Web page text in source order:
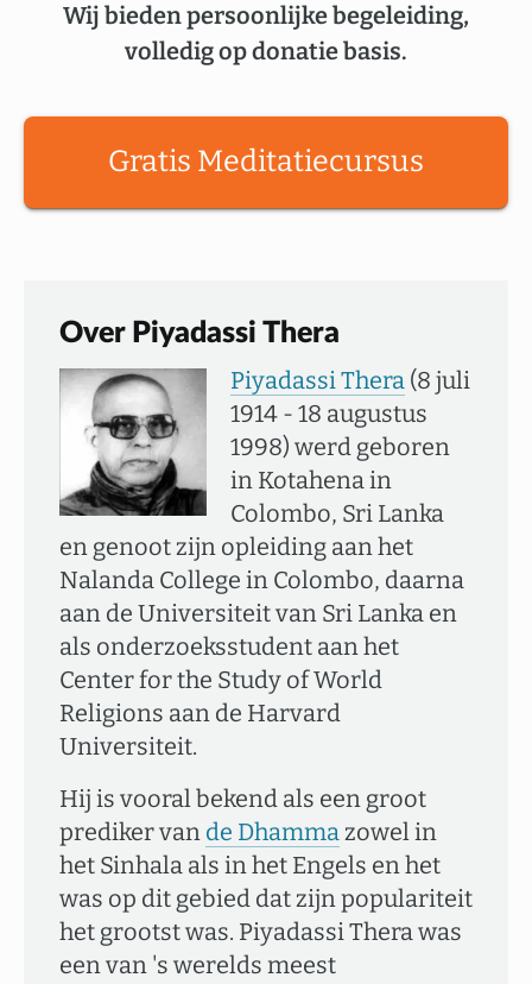
Wij bieden persoonlijke begeleiding,
volledig op donatie basis.
Gratis Meditatiecursus
Over Piyadassi Thera
Piyadassi Thera (8 juli
1914 - 18 augustus
1998) werd geboren
in Kotahena in
Colombo, Sri Lanka
en genoot zijn opleiding aan het
Nalanda College in Colombo, daarna
aan de Universiteit van Sri Lanka en
als onderzoeksstudent aan het
Center for the Study of World
Religions aan de Harvard
Universiteit.
Hij is vooral bekend als een groot
prediker van de Dhammazowel in
het Sinhala als in het Engels en het
was op dit gebied dat zijn populariteit
het grootst was. Piyadassi Thera was
een van 's werelds meest